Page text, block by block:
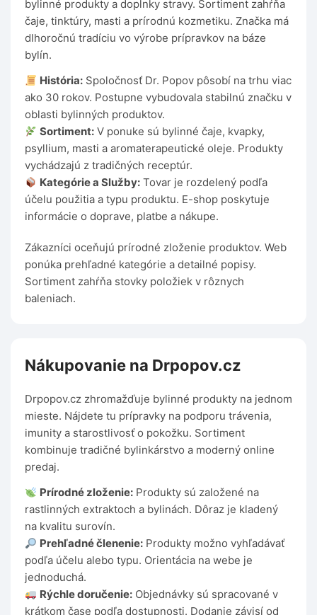
bylinné produkty a doplnky stravy. Sortiment zahŕňa
čaje, tinktúry, masti a prírodnú kozmetiku. Značka má
dlhoročnú tradíciu vo výrobe prípravkov na báze
bylín.
História: Spoločnosť Dr. Popov pôsobí na trhu viac
ako 30 rokov. Postupne vybudovala stabilnú značku v
oblasti bylinných produktov.
Sortiment: V ponuke sú bylinné čaje, kvapky,
psyllium, masti a aromaterapeutické oleje. Produkty
vychádzajú z tradičných receptúr.
Kategórie a Služby: Tovar je rozdelený podľa
účelu použitia a typu produktu. E-shop poskytuje
informácie o doprave, platbe a nákupe.
Zákazníci oceňujú prírodné zloženie produktov. Web
ponúka prehľadné kategórie a detailné popisy.
Sortiment zahŕňa stovky položiek v rôznych
baleniach.
Nákupovanie na Drpopov.cz
Drpopov.cz zhromažďuje bylinné produkty na jednom
mieste. Nájdete tu prípravky na podporu trávenia,
imunity a starostlivosť o pokožku. Sortiment
kombinuje tradičné bylinkárstvo a moderný online
predaj.
Prírodné zloženie: Produkty sú založené na
rastlinných extraktoch a bylinách. Dôraz je kladený
na kvalitu surovín.
Prehľadné členenie: Produkty možno vyhľadávať
podľa účelu alebo typu. Orientácia na webe je
jednoduchá.
Rýchle doručenie: Objednávky sú spracované v
krátkom čase podľa dostupnosti. Dodanie závisí od